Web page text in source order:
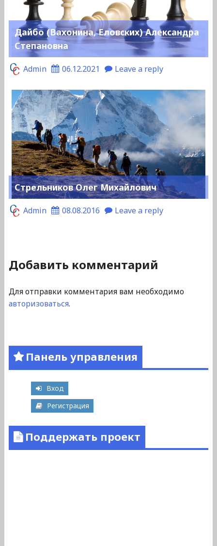
Дайбо (Вахонина, Еловских) Александра
Степановна
Admin 06.12.2021 Leave a reply
Стрельников Олег Михайлович
Admin 08.08.2016 Leave a reply
Добавить комментарий
Для отправки комментария вам необходимо
авторизоваться.
Панель управления
Вход
Регистрация
Поддержать проект